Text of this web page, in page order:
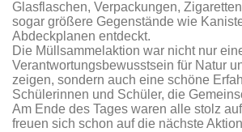
Glasflaschen, Verpackungen,
sogar größere Gegenstände wie
Abdeckplanen entdeckt.
Die Müllsammelaktion war nicht nur
Verantwortungsbewusstsein für Natur
zeigen, sondern auch eine schöne
Schülerinnen und Schüler, die
Am Ende des Tages waren alle stolz
freuen sich schon auf die nächste